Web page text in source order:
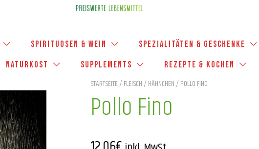
SPIRITUOSEN & WEIN SPEZIALITÄTEN & GESCHENKE
NATURKOST SUPPLEMENTS REZEPTE & KOCHEN
STARTSEITE/FLEISCH/HÄHNCHEN/ POLLO FINO
Pollo Fino